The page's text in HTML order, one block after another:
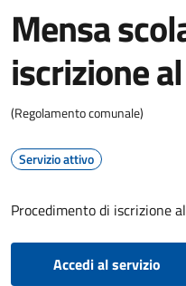
Mensa
iscrizione
(Regolamento comunale)
Servizio attivo
Procedimento di iscrizione
Accedi al servizio